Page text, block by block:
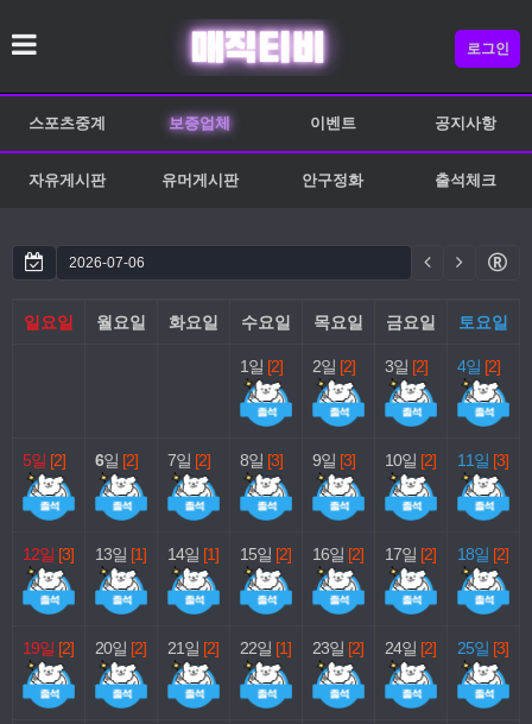
로그인
스포츠중계 보증업체 이벤트 공지사항
자유게시판 유머게시판 안구정화 출석체크
일요일 월요일 화요일 수요일 목요일 금요일 토요일
1일 [2] 2일 [2] 3일 [2] 4일 [2]
5일 [2] 6일 [2] 7일 [2] 8일 [3] 9일 [3] 10일 [2] 11일 [3]
12일 [3] 13일 [1] 14일 [1] 15일 [2] 16일 [2] 17일 [2] 18일 [2]
19일 [2] 20일 [2] 21일 [2] 22일 [1] 23일 [2] 24일 [2] 25일 [3]